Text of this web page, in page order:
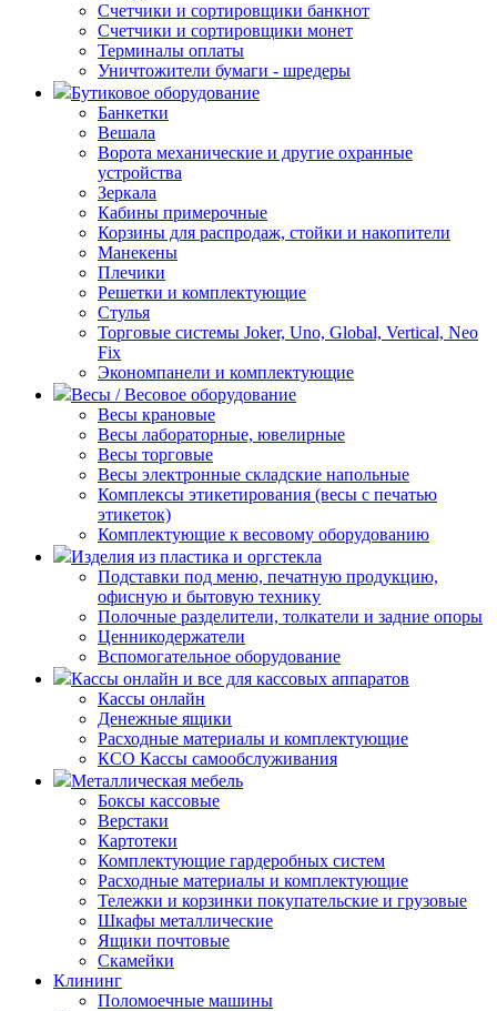
Счетчики и сортировщики банкнот
Счетчики и сортировщики монет
Терминалы оплаты
Уничтожители бумаги - шредеры
Бутиковое оборудование
Банкетки
Вешала
Ворота механические и другие охранные
устройства
Зеркала
Кабины примерочные
Корзины для распродаж, стойки и накопители
Манекены
Плечики
Решетки и комплектующие
Стулья
Торговые системы Joker, Uno, Global, Vertical, Neo
Fix
Экономпанели и комплектующие
Весы / Весовое оборудование
Весы крановые
Весы лабораторные, ювелирные
Весы торговые
Весы электронные складские напольные
Комплексы этикетирования (весы с печатью
этикеток)
Комплектующие к весовому оборудованию
Изделия из пластика и оргстекла
Подставки под меню, печатную продукцию,
офисную и бытовую технику
Полочные разделители, толкатели и задние опоры
Ценникодержатели
Вспомогательное оборудование
Кассы онлайн и все для кассовых аппаратов
Кассы онлайн
Денежные ящики
Расходные материалы и комплектующие
КСО Кассы самообслуживания
Металлическая мебель
Боксы кассовые
Верстаки
Картотеки
Комплектующие гардеробных систем
Расходные материалы и комплектующие
Тележки и корзинки покупательские и грузовые
Шкафы металлические
Ящики почтовые
Скамейки
Клининг
Поломоечные машины